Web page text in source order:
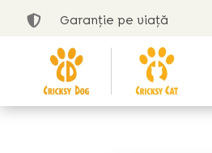
 Garanție pe viață